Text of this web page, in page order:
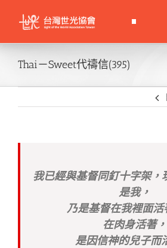
content
Thai－Sweet代禱信(395)
我已經與基督同釘十字架，
是我，
乃是基督在我裡面活
在肉身活著，
是因信神的兒子而活